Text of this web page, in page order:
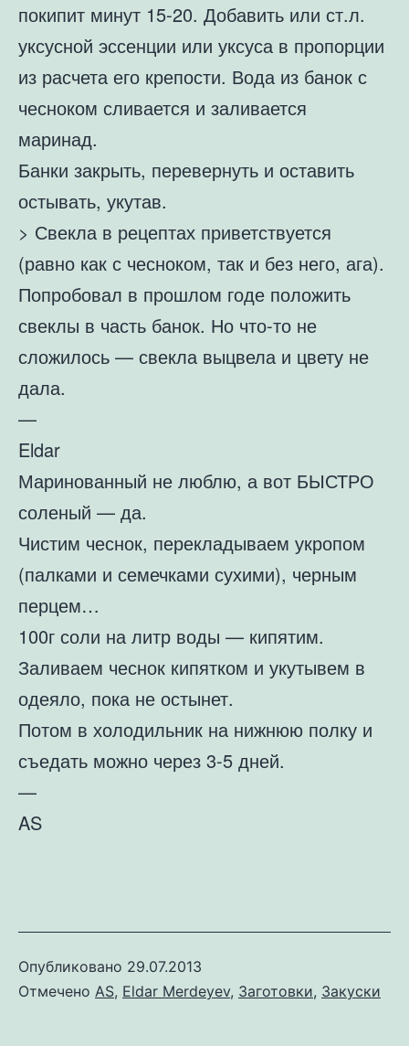
покипит минут 15-20. Добавить или ст.л.
уксусной эссенции или уксуса в пропорции
из расчета его крепости. Вода из банок с
чесноком сливается и заливается
маринад.
Банки закрыть, перевернуть и оставить
остывать, укутав.
> Свекла в рецептах приветствуется
(равно как с чесноком, так и без него, ага).
Попробовал в прошлом годе положить
свеклы в часть банок. Но что-то не
сложилось — свекла выцвела и цвету не
дала.
—
Eldar
Маринованный не люблю, а вот БЫСТРО
соленый — да.
Чистим чеснок, перекладываем укропом
(палками и семечками сухими), черным
перцем…
100г соли на литр воды — кипятим.
Заливаем чеснок кипятком и укутывем в
одеяло, пока не остынет.
Потом в холодильник на нижнюю полку и
съедать можно через 3-5 дней.
—
AS
Опубликовано 29.07.2013
Отмечено AS, Eldar Merdeyev, Заготовки, Закуски